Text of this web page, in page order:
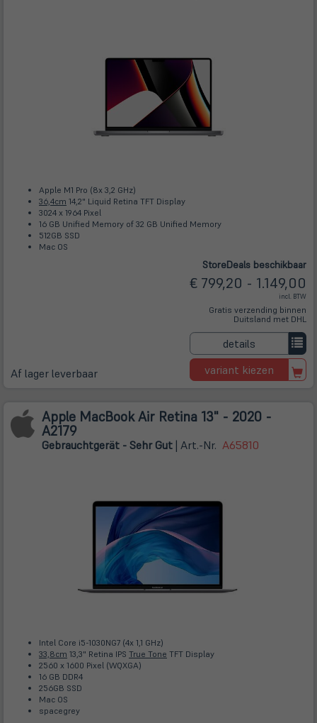
Apple M1 Pro (8x 3,2 GHz)
36,4cm 14,2" Liquid Retina TFT Display
3024 x 1964 Pixel
16 GB Unified Memory of 32 GB Unified Memory
512GB SSD
Mac OS
Af lager leverbaar
StoreDeals beschikbaar
€ 799,20 - 1.149,00
incl. BTW
Gratis verzending binnen
Duitsland met DHL
details
variant kiezen
Apple MacBook Air Retina 13" - 2020 -
A2179
Gebrauchtgerät - Sehr Gut| Art.-Nr. A65810
Intel Core i5-1030NG7 (4x 1,1 GHz)
33,8cm 13,3" Retina IPS True Tone TFT Display
2560 x 1600 Pixel (WQXGA)
16 GB DDR4
256GB SSD
Mac OS
spacegrey